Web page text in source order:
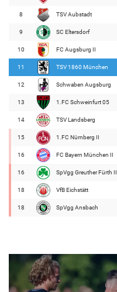
8 TSV Aubstadt
9 SC Eltersdorf
10 FC Augsburg II
11 TSV 1860 München
12 Schwaben Augsburg
13 1.FC Schweinfurt 05
14 TSV Landsberg
15 1.FC Nürnberg II
16 FC Bayern München II
16 SpVgg Greuther Fürth II
18 VfB Eichstätt
18 SpVgg Ansbach